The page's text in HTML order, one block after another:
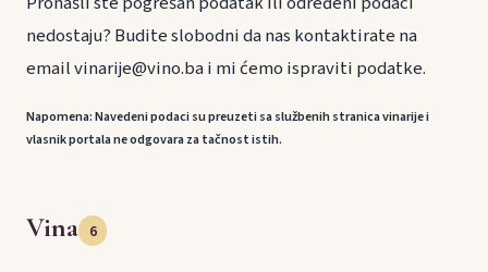
nedostaju? Budite slobodni da nas kontaktirate na
email vinarije@vino.ba i mi ćemo ispraviti podatke.
Napomena: Navedeni podaci su preuzeti sa službenih stranica vinarije i
vlasnik portala ne odgovara za tačnost istih.
Vina 6